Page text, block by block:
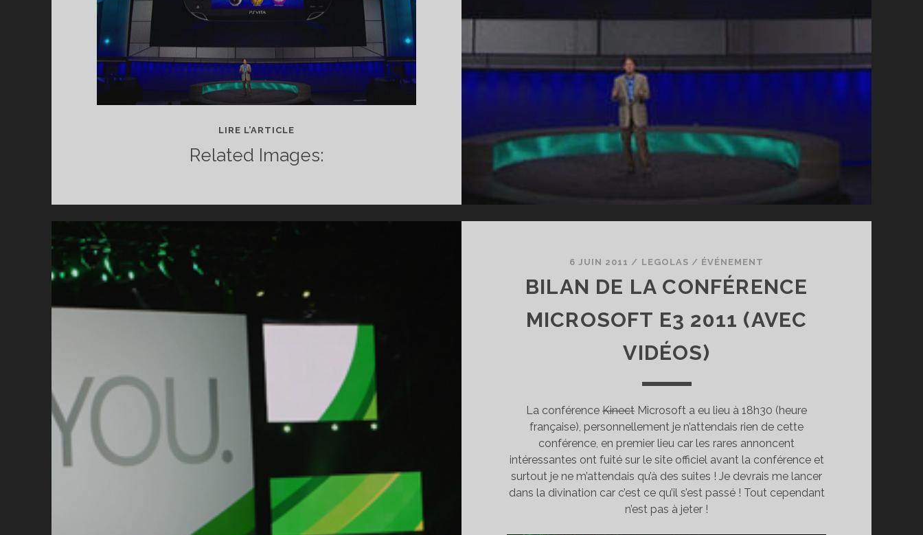
LIRE L’ARTICLE
LA
Related Images:
6 JUIN 2011 / LEGOLAS / ÉVÉNEMENT
BILAN DE LA CONFÉRENCE
MICROSOFT E3 2011 (AVEC
VIDÉOS)
La conférenceKinect Microsoft a eu lieu à 18h30 (heure
française), personnellement je n’attendais rien de cette
conférence, en premier lieu car les rares annoncent
intéressantes ont fuité sur le site officiel avant la conférence et
surtout je ne m’attendais qu’à des suites ! Je devrais me lancer
dans la divination car c’est ce qu’il s’est passé ! Tout cependant
n’est pas à jeter !